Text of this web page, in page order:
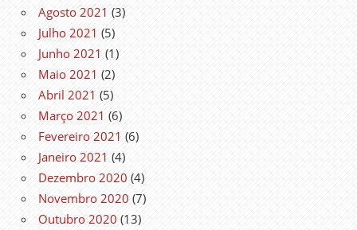
Agosto 2021 (3)
Julho 2021 (5)
Junho 2021 (1)
Maio 2021 (2)
Abril 2021 (5)
Março 2021 (6)
Fevereiro 2021 (6)
Janeiro 2021 (4)
Dezembro 2020 (4)
Novembro 2020 (7)
Outubro 2020 (13)